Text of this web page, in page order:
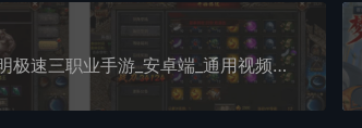
幽冥传奇_暗黑黎明极速三职业手游_安卓端_通用视频教程_GM充值物品后台